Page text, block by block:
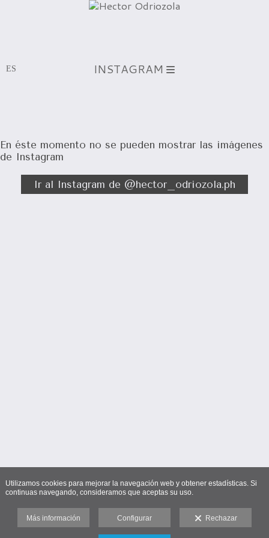
INSTAGRAM
En éste momento no se pueden mostrar las imágenes
de Instagram
Ir al Instagram de @hector_odriozola.ph
Utilizamos cookies para mejorar la navegación web y obtener estadísticas. Si
continuas navegando, consideramos que aceptas su uso.
Más información Configurar Rechazar